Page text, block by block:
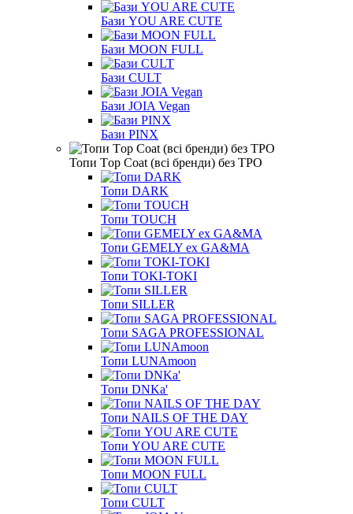
Бази YOU ARE CUTE
Бази MOON FULL
Бази CULT
Бази JOIA Vegan
Бази PINX
Топи Тop Coat (всі бренди) без TPO
Топи DARK
Топи TOUCH
Топи GEMELY ex GA&MA
Топи TOKI-TOKI
Топи SILLER
Топи SAGA PROFESSIONAL
Топи LUNAmoon
Топи DNKa'
Топи NAILS OF THE DAY
Топи YOU ARE CUTE
Топи MOON FULL
Топи CULT